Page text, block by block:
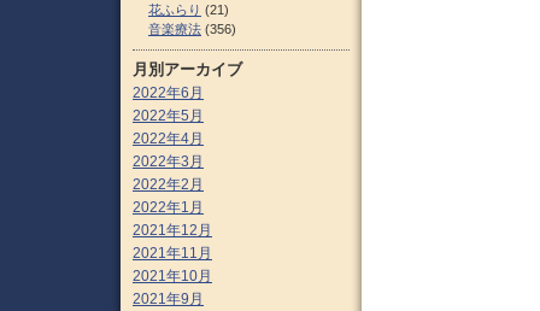
花ふらり (21)
音楽療法 (356)
月別アーカイブ
2022年6月
2022年5月
2022年4月
2022年3月
2022年2月
2022年1月
2021年12月
2021年11月
2021年10月
2021年9月